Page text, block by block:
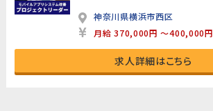
神奈川県横浜市西区
月給 370,000円 ～400,000円
求人詳細はこちら